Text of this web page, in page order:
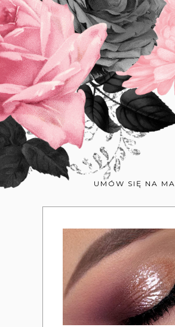
UMÓW SIĘ NA